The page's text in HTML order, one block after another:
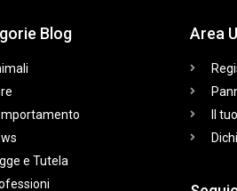
Blog
e Tutela
Area
Il